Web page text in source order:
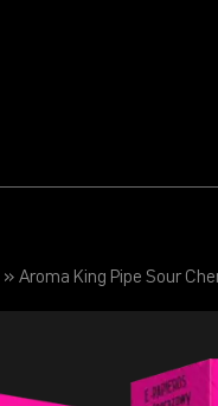
»Aroma King Pipe Sour